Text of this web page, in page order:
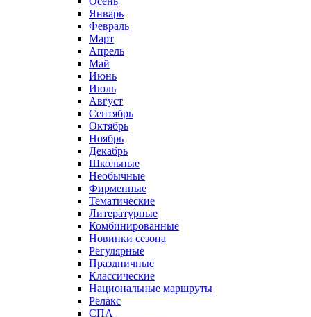
Январь
Февраль
Март
Апрель
Май
Июнь
Июль
Август
Сентябрь
Октябрь
Ноябрь
Декабрь
Школьные
Необычные
Фирменные
Тематические
Литературные
Комбинированные
Новинки сезона
Регулярные
Праздничные
Классические
Национальные маршруты
Релакс
СПА